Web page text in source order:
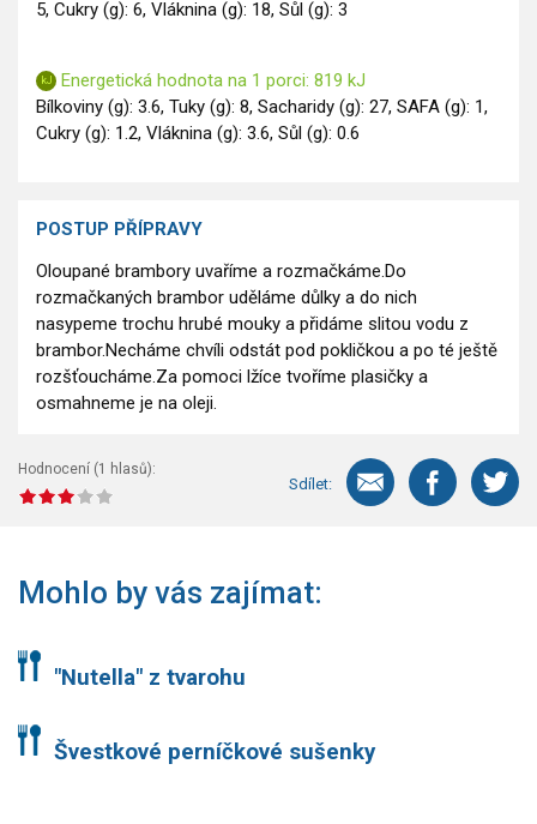
5, Cukry (g): 6, Vláknina (g): 18, Sůl (g): 3
Energetická hodnota na 1 porci: 819 kJ
Bílkoviny (g): 3.6, Tuky (g): 8, Sacharidy (g): 27, SAFA (g): 1,
Cukry (g): 1.2, Vláknina (g): 3.6, Sůl (g): 0.6
POSTUP PŘÍPRAVY
Oloupané brambory uvaříme a rozmačkáme.Do
rozmačkaných brambor uděláme důlky a do nich
nasypeme trochu hrubé mouky a přidáme slitou vodu z
brambor.Necháme chvíli odstát pod pokličkou a po té ještě
rozšťoucháme.Za pomoci lžíce tvoříme plasičky a
osmahneme je na oleji.
Hodnocení (1 hlasů):
Sdílet:
Mohlo by vás zajímat:
"Nutella" z tvarohu
Švestkové perníčkové sušenky